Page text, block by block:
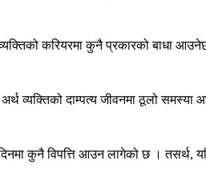
करियरमा कुनै प्रकारको बाधा
व्यक्तिको दाम्पत्य जीवनमा ठूलो
कुनै विपत्ति आउन लागेको छ । तसर्थ,